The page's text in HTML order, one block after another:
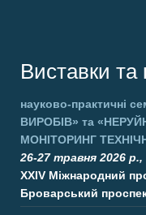
Виставки та
науково-практичні
ВИРОБІВ» та
МОНІТОРИНГ
26-27 травня 2026 р.,
XXIV Міжнародний
Броварський